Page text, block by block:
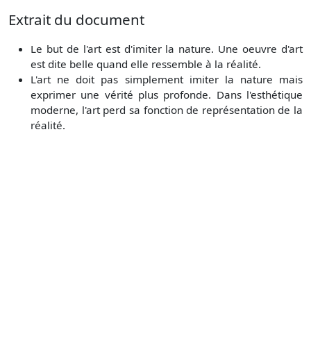
Extrait du document
Le but de l'art est d'imiter la nature. Une oeuvre d'art
est dite belle quand elle ressemble à la réalité.
L'art ne doit pas simplement imiter la nature mais
exprimer une vérité plus profonde. Dans l'esthétique
moderne, l'art perd sa fonction de représentation de la
réalité.